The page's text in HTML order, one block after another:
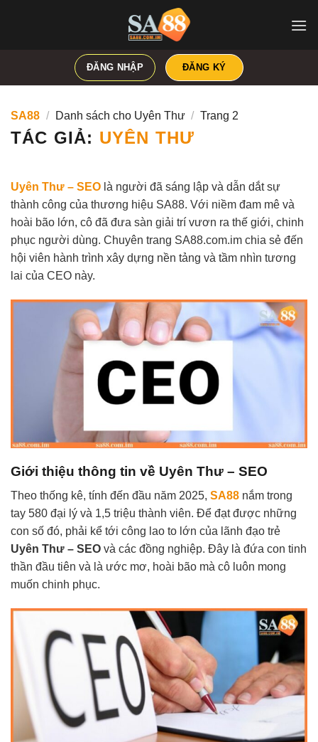
ĐĂNG NHẬP ĐĂNG KÝ
SA88 / Danh sách cho Uyên Thư / Trang 2
TÁC GIẢ: UYÊN THƯ
Uyên Thư – SEO là người đã sáng lập và dẫn dắt sự
thành công của thương hiệu SA88. Với niềm đam mê và
hoài bão lớn, cô đã đưa sàn giải trí vươn ra thế giới, chinh
phục người dùng. Chuyên trang SA88.com.im chia sẻ đến
hội viên hành trình xây dựng nền tảng và tầm nhìn tương
lai của CEO này.
Giới thiệu thông tin về Uyên Thư – SEO
Theo thống kê, tính đến đầu năm 2025, SA88 nắm trong
tay 580 đại lý và 1,5 triệu thành viên. Để đạt được những
con số đó, phải kể tới công lao to lớn của lãnh đạo trẻ
Uyên Thư – SEO và các đồng nghiệp. Đây là đứa con tinh
thần đầu tiên và là ước mơ, hoài bão mà cô luôn mong
muốn chinh phục.